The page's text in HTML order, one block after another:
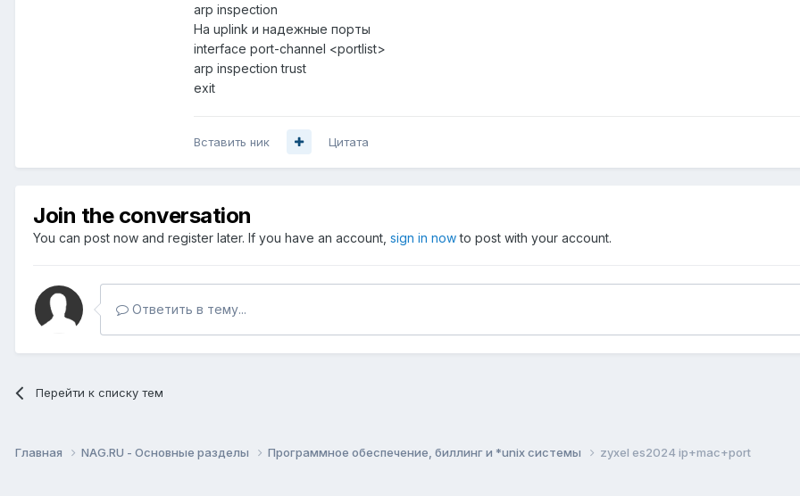
arp inspection
На uplink и надежные порты
interface port-channel <portlist>
arp inspection trust
exit
Вставить ник Цитата
Join the conversation
You can post now and register later. If you have an account, sign in nowto post with your account.
Ответить в тему...
Перейти к списку тем
Главная NAG.RU - Основные разделы Программное обеспечение, биллинг и *unix системы zyxel es2024 ip+mac+port